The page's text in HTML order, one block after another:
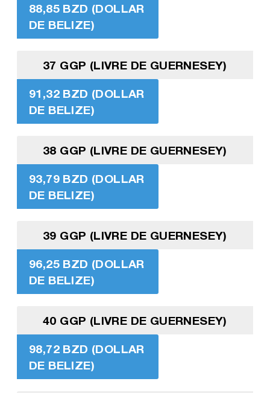
88,85 BZD (DOLLAR
DE BELIZE)
37 GGP (LIVRE DE GUERNESEY)
91,32 BZD (DOLLAR
DE BELIZE)
38 GGP (LIVRE DE GUERNESEY)
93,79 BZD (DOLLAR
DE BELIZE)
39 GGP (LIVRE DE GUERNESEY)
96,25 BZD (DOLLAR
DE BELIZE)
40 GGP (LIVRE DE GUERNESEY)
98,72 BZD (DOLLAR
DE BELIZE)